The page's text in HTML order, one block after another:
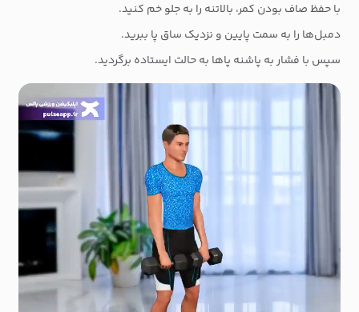
با حفظ صاف بودن کمر، بالاتنه را به جلو خم کنید.
دمبل‌ها را به سمت پایین و نزدیک ساق پا ببرید.
سپس با فشار به پاشنه پاها به حالت ایستاده برگردید.